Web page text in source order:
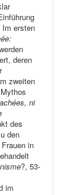
ersten
deren
zweiten
ni
des
den
in
?, 53-
im